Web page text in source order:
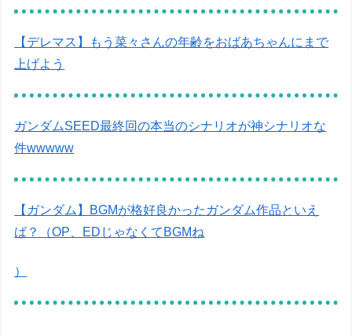
【デレマス】もう菜々さんの年齢をおばあちゃんにまで
上げよう
ガンダムSEED最終回の本当のシナリオが神シナリオな
件wwwww
【ガンダム】BGMが格好良かったガンダム作品といえ
ば？（OP、EDじゃなくてBGMね
）